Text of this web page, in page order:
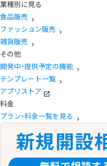
業種別に見る
食品販売
ファッション販売
雑貨販売
その他
開発中・提供予定の機能
テンプレート一覧
アプリストア
料金
プラン・料金一覧を見る